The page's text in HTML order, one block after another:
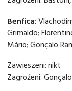
Benfica:
Grimaldo;
Mário; Gonçalo
Zawieszeni: nikt
Zagrożeni: